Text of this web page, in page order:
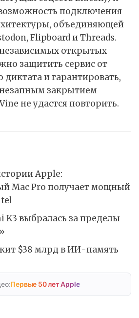
подключения
объединяющей
Flipboard и Threads.
открытых
защитить сервис от
диктата и гарантировать,
закрытием
не удастся повторить.
Apple:
Mac Pro получает мощный
K3 выбралась за пределы
$38 млрд в ИИ-память
Первые 50 лет Apple